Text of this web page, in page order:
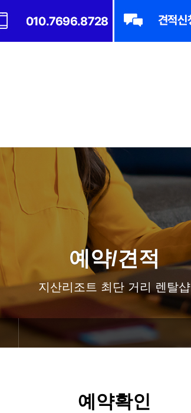
예약/견적
지산리조트 최단 거리 렌탈샵
예약확인